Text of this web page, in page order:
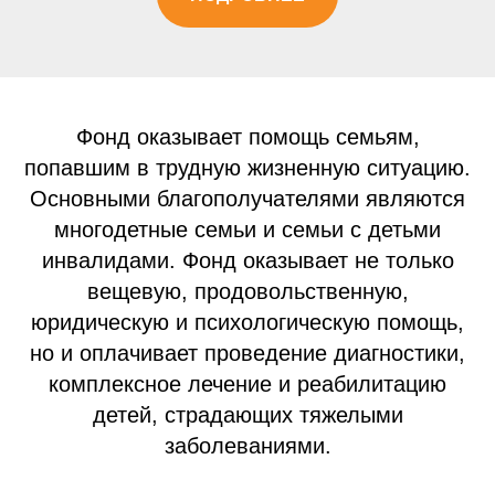
Фонд оказывает помощь семьям,
попавшим в трудную жизненную ситуацию.
Основными благополучателями являются
многодетные семьи и семьи с детьми
инвалидами. Фонд оказывает не только
вещевую, продовольственную,
юридическую и психологическую помощь,
но и оплачивает проведение диагностики,
комплексное лечение и реабилитацию
детей, страдающих тяжелыми
заболеваниями.